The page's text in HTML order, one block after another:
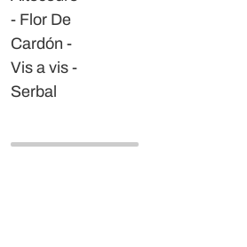
- Flor De
Cardón -
Vis a vis -
Serbal